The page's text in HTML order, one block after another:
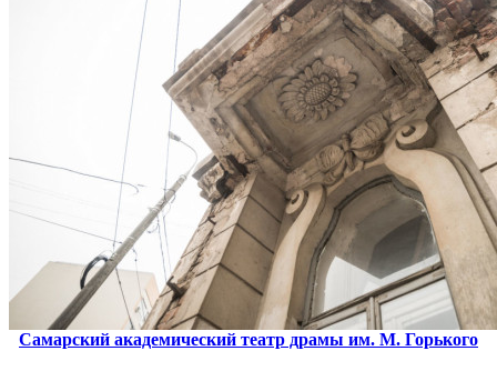
Самарский академический театр драмы им. М. Горького